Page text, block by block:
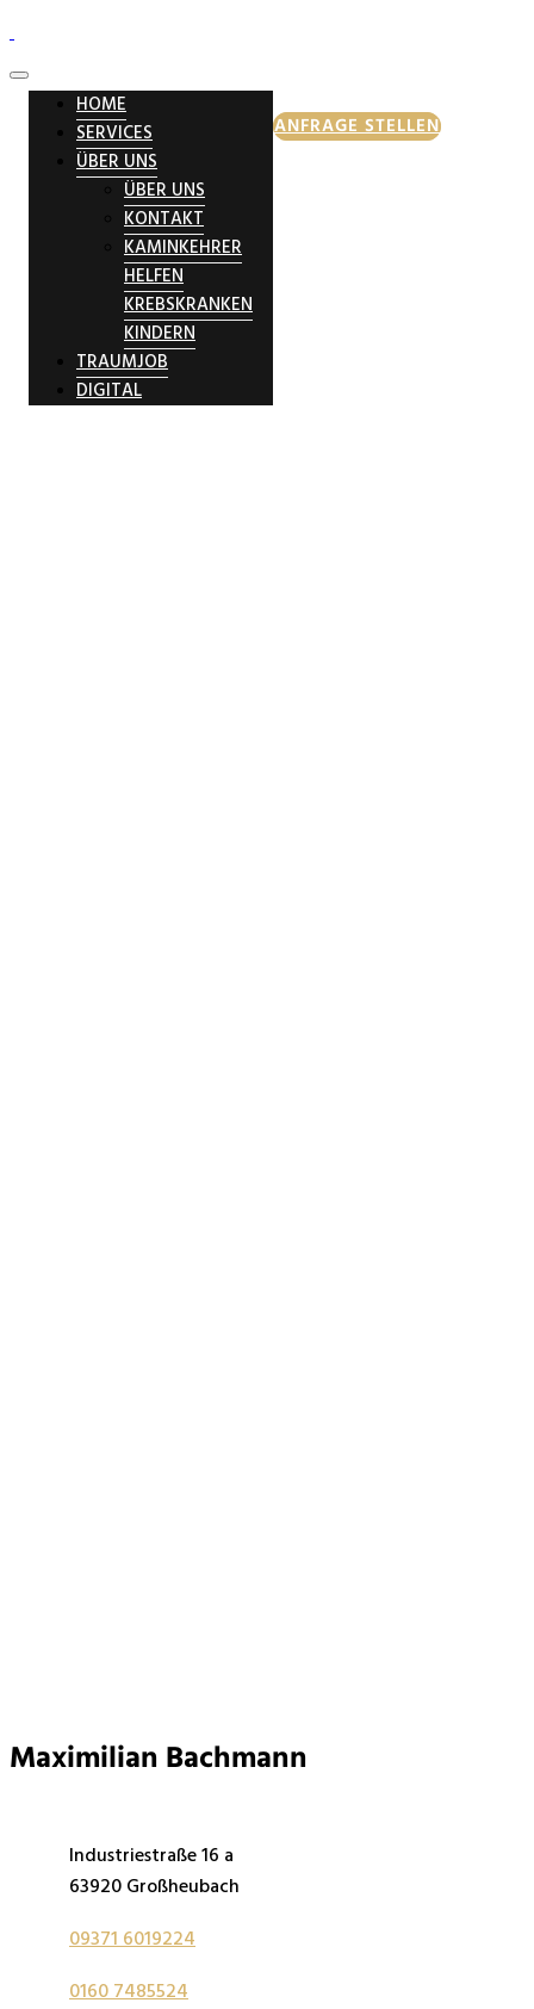
ANFRAGE STELLEN
HOME
SERVICES
ÜBER UNS
ÜBER UNS
KONTAKT
KAMINKEHRER
HELFEN
KREBSKRANKEN
KINDERN
TRAUMJOB
DIGITAL
Maximilian Bachmann
Industriestraße 16 a
63920 Großheubach
09371 6019224
0160 7485524